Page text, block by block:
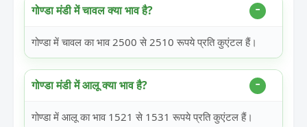
गोण्डा मंडी में चावल क्या भाव है?
गोण्डा में चावल का भाव 2500 से 2510 रूपये प्रति कुएंटल हैं।
गोण्डा मंडी में आलू क्या भाव है?
गोण्डा में आलू का भाव 1521 से 1531 रूपये प्रति कुएंटल हैं।